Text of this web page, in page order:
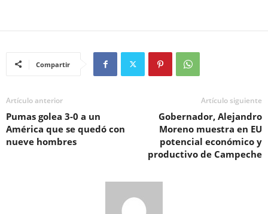
Compartir
Artículo anterior
Pumas golea 3-0 a un
América que se quedó con
nueve hombres
Artículo siguiente
Gobernador, Alejandro
Moreno muestra en EU
potencial económico y
productivo de Campeche